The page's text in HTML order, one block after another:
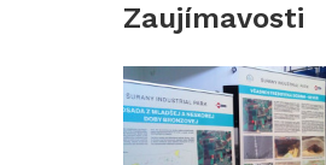
Zaujímavosti